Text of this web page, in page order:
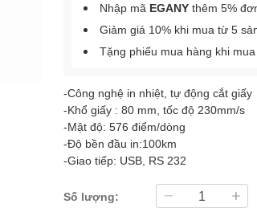
Nhập mã EGANY thêm 5%
Giảm giá 10% khi mua từ 5
Tặng phiếu mua hàng khi
-Công nghệ in nhiệt, tự động cắt giấy
-Khổ giấy : 80 mm, tốc độ 230mm/s
-Mật độ: 576 điểm/dòng
-Độ bền đầu in:100km
-Giao tiếp: USB, RS 232
Số lượng: